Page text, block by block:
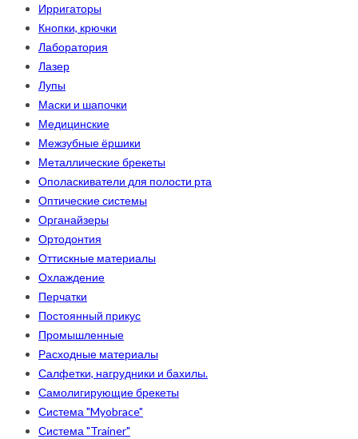
Ирригаторы
Кнопки, крючки
Лаборатория
Лазер
Лупы
Маски и шапочки
Медицинские
Межзубные ёршики
Металлические брекеты
Ополаскиватели для полости рта
Оптические системы
Органайзеры
Ортодонтия
Оттискные материалы
Охлаждение
Перчатки
Постоянный прикус
Промышленные
Расходные материалы
Салфетки, нагрудники и бахилы.
Самолигирующие брекеты
Система "Myobrace"
Система "Trainer"